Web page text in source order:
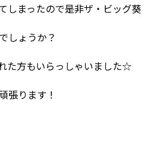
しまったので是非ザ・ビッグ葵
しょうか？
た方もいらっしゃいました☆
張ります！